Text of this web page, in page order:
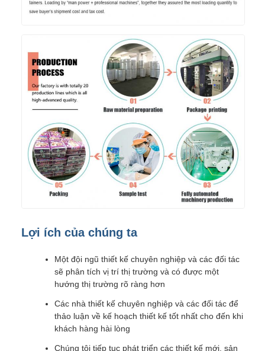
Lợi ích của chúng ta
Một đội ngũ thiết kế chuyên nghiệp và các đối tác
sẽ phân tích vị trí thị trường và có được một
hướng thị trường rõ ràng hơn
Các nhà thiết kế chuyên nghiệp và các đối tác để
thảo luận về kế hoạch thiết kế tốt nhất cho đến khi
khách hàng hài lòng
Chúng tôi tiếp tục phát triển các thiết kế mới, sản